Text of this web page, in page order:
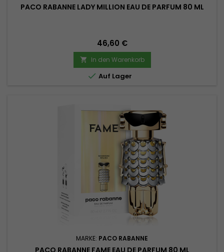
PACO RABANNE LADY MILLION EAU DE PARFUM 80 ML
Preis
46,60 €
 In den Warenkorb
 Auf Lager
MARKE: PACO RABANNE
PACO RABANNE FAME EAU DE PARFUM 80 ML